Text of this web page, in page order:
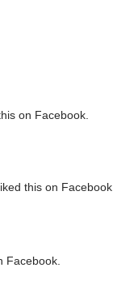
on Facebook.
this on Facebook.
Facebook.